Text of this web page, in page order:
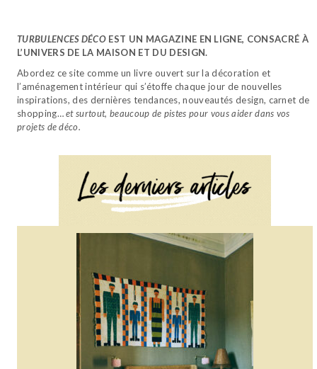
TURBULENCES DÉCO EST UN MAGAZINE EN LIGNE, CONSACRÉ À
L’UNIVERS DE LA MAISON ET DU DESIGN.
Abordez ce site comme un livre ouvert sur la décoration et
l’aménagement intérieur qui s’étoffe chaque jour de nouvelles
inspirations, des dernières tendances, nouveautés design, carnet de
shopping…et surtout, beaucoup de pistes pour vous aider dans vos
projets de déco.